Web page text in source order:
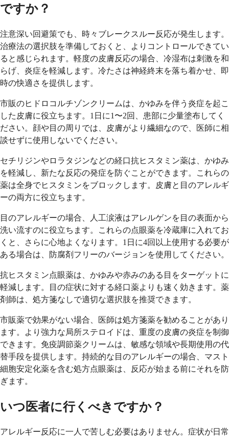
ですか？
注意深い回避策でも、時々ブレークスルー反応が発生します。
治療法の選択肢を準備しておくと、よりコントロールできてい
ると感じられます。軽度の皮膚反応の場合、冷湿布は刺激を和
らげ、炎症を軽減します。冷たさは神経終末を落ち着かせ、即
時の快適さを提供します。
市販のヒドロコルチゾンクリームは、かゆみを伴う炎症を起こ
した皮膚に役立ちます。1日に1〜2回、患部に少量塗布してく
ださい。顔や目の周りでは、皮膚がより繊細なので、医師に相
談せずに使用しないでください。
セチリジンやロラタジンなどの経口抗ヒスタミン薬は、かゆみ
を軽減し、新たな反応の発症を防ぐことができます。これらの
薬は全身でヒスタミンをブロックします。皮膚と目のアレルギ
ーの両方に役立ちます。
目のアレルギーの場合、人工涙液はアレルゲンを目の表面から
洗い流すのに役立ちます。これらの点眼薬を冷蔵庫に入れてお
くと、さらに心地よくなります。1日に4回以上使用する必要が
ある場合は、防腐剤フリーのバージョンを使用してください。
抗ヒスタミン点眼薬は、かゆみや赤みのある目をターゲットに
軽減します。目の症状に対する経口薬よりも速く効きます。薬
剤師は、処方箋なしで適切な選択肢を推奨できます。
市販薬で効果がない場合、医師は処方箋薬を勧めることがあり
ます。より強力な局所ステロイドは、重度の皮膚の炎症を制御
できます。免疫調節薬クリームは、敏感な領域や長期使用の代
替手段を提供します。持続的な目のアレルギーの場合、マスト
細胞安定化薬を含む処方点眼薬は、反応が始まる前にそれを防
ぎます。
いつ医者に行くべきですか？
アレルギー反応に一人で苦しむ必要はありません。症状が日常